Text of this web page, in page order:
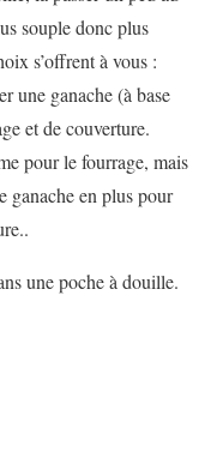
souple donc plus
s’offrent à vous :
une ganache (à base
et de couverture.
pour le fourrage, mais
ganache en plus pour
une poche à douille.